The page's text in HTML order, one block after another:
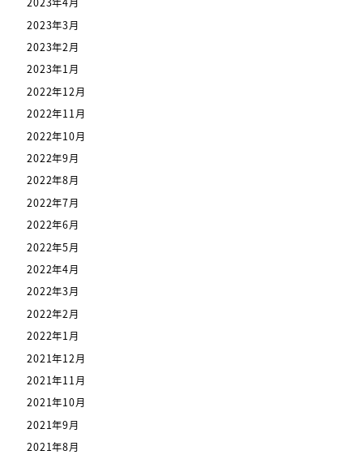
2023年3月
2023年2月
2023年1月
2022年12月
2022年11月
2022年10月
2022年9月
2022年8月
2022年7月
2022年6月
2022年5月
2022年4月
2022年3月
2022年2月
2022年1月
2021年12月
2021年11月
2021年10月
2021年9月
2021年8月